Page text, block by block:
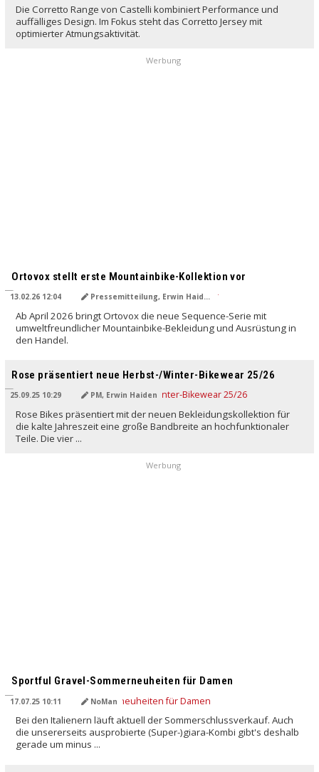
Die Corretto Range von Castelli kombiniert Performance und
auffälliges Design. Im Fokus steht das Corretto Jersey mit
optimierter Atmungsaktivität.
Werbung
Ortovox stellt erste Mountainbike-Kollektion vor
13.02.26 12:04 Pressemitteilung, Erwin Haiden
Ab April 2026 bringt Ortovox die neue Sequence-Serie mit
umweltfreundlicher Mountainbike-Bekleidung und Ausrüstung in
den Handel.
Rose präsentiert neue Herbst-/Winter-Bikewear 25/26
25.09.25 10:29 PM, Erwin Haiden
Rose Bikes präsentiert mit der neuen Bekleidungskollektion für
die kalte Jahreszeit eine große Bandbreite an hochfunktionaler
Teile. Die vier ...
Werbung
Sportful Gravel-Sommerneuheiten für Damen
17.07.25 10:11 NoMan
Bei den Italienern läuft aktuell der Sommerschlussverkauf. Auch
die unsererseits ausprobierte (Super-)giara-Kombi gibt's deshalb
gerade um minus ...